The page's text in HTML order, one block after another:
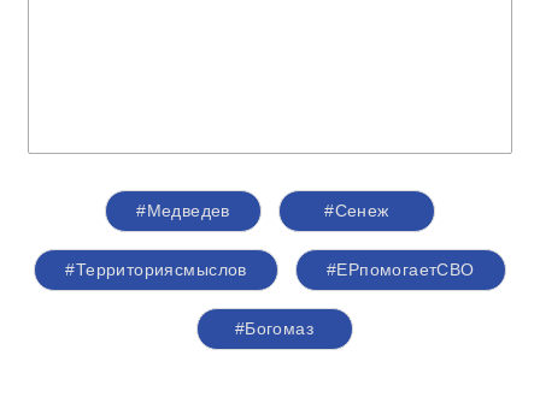
#Медведев #Сенеж
#Территориясмыслов #ЕРпомогаетСВО
#Богомаз